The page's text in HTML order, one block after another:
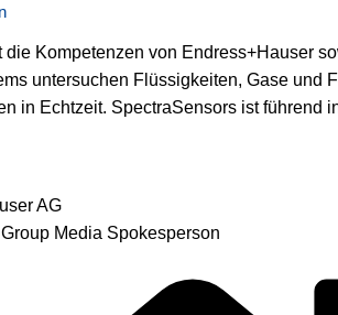
die Kompetenzen von Endress+Hauser
untersuchen Flüssigkeiten, Gase und
in Echtzeit. SpectraSensors ist
AG
Media Spokesperson